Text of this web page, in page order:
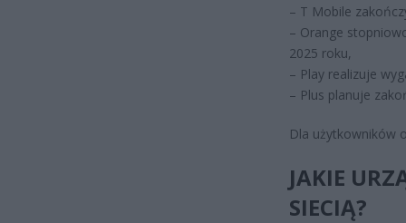
– T Mobile
– Orange
2025 roku,
– Play realizuje
– Plus planuje
Dla użytkowników
JAKIE
SIECIĄ?